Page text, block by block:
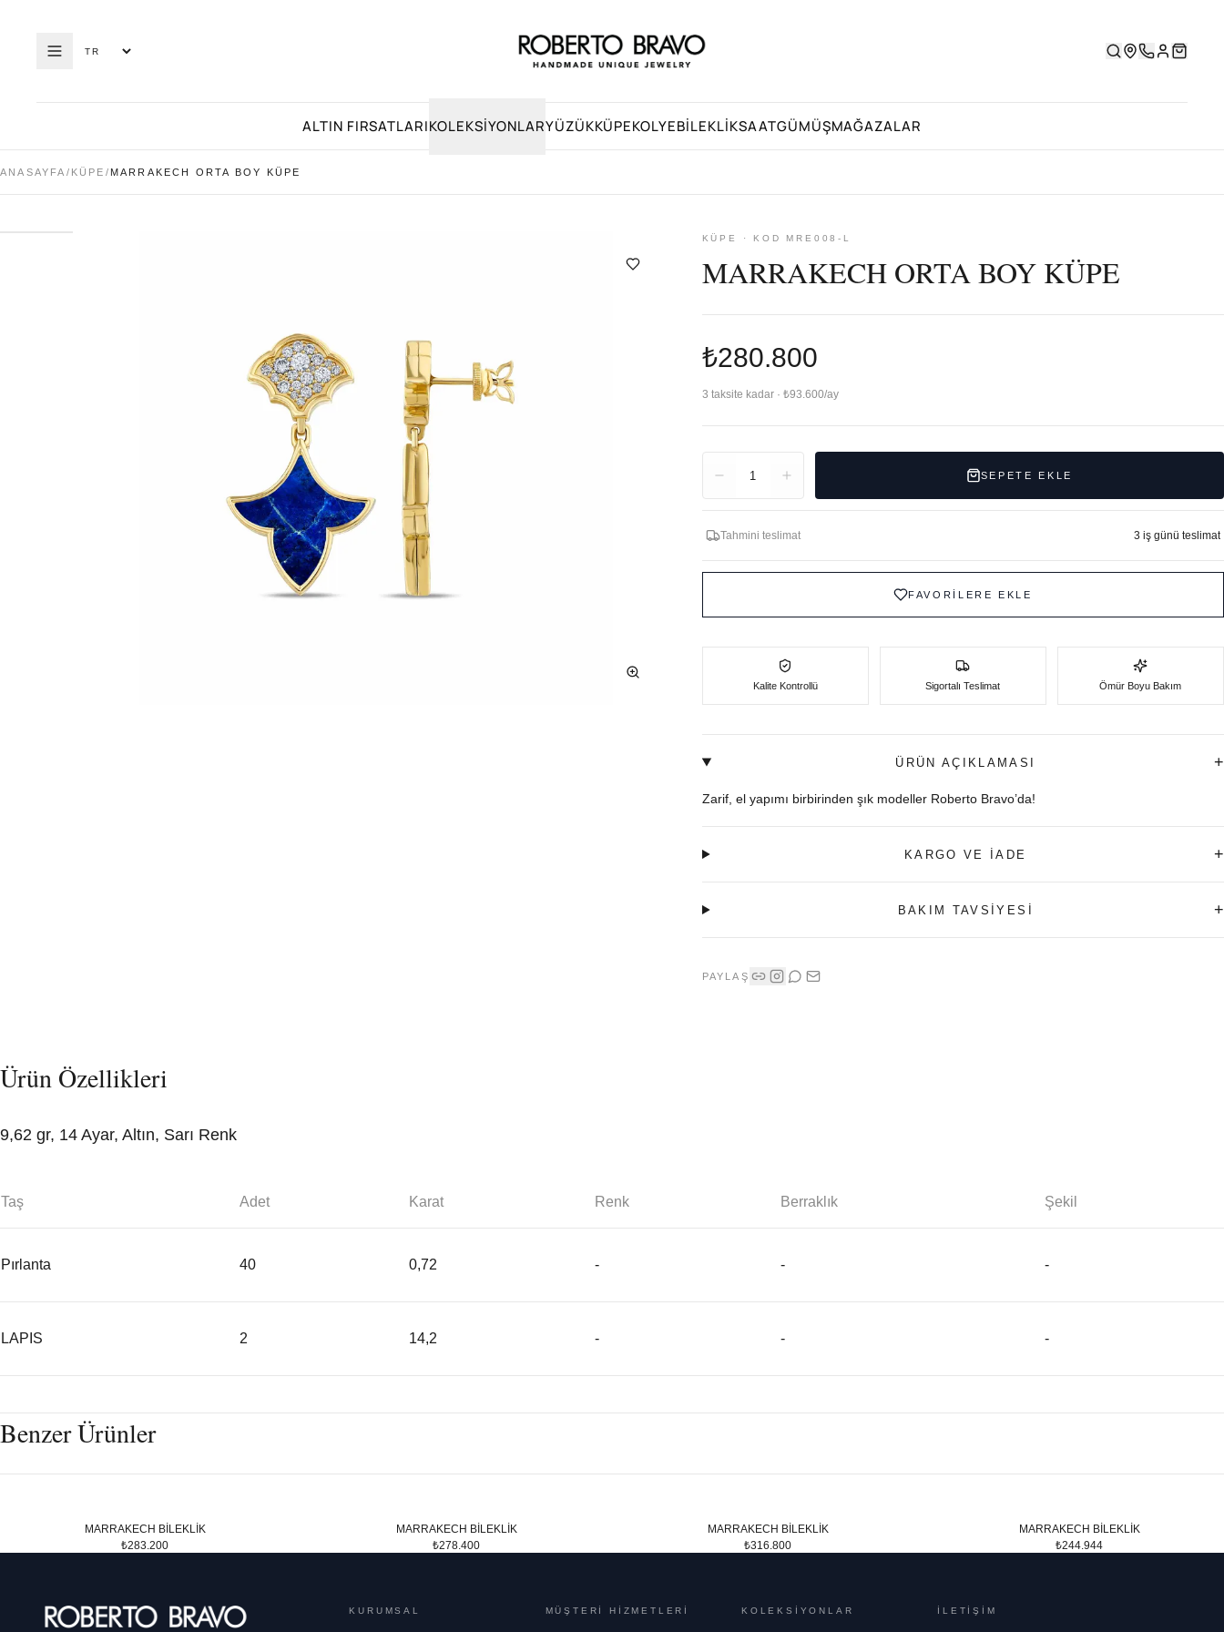
ALTIN FIRSATLARIKOLEKSIYONLARYÜZÜKKÜPEKOLYEBILEKLIKSAATGÜMÜŞMAĞAZALAR
ANASAYFA / KÜPE / MARRAKECH ORTA BOY KÜPE
KÜPE · KOD MRE008-L
MARRAKECH ORTA BOY KÜPE
₺280.800
3 taksite kadar · ₺93.600/ay
1 SEPETE EKLE
Tahmini teslimat 3 iş günü teslimat
FAVORİLERE EKLE
Kalite Kontrollü Sigortalı Teslimat Ömür Boyu Bakım
ÜRÜN AÇIKLAMASI +
Zarif, el yapımı birbirinden şık modeller Roberto Bravo’da!
KARGO VE İADE +
BAKIM TAVSİYESİ +
PAYLAŞ
Ürün Özellikleri
9,62 gr, 14 Ayar, Altın, Sarı Renk
Taş Adet Karat Renk Berraklık Şekil
Pırlanta 40 0,72 - - -
LAPIS 2 14,2 - - -
Benzer Ürünler
MARRAKECH BİLEKLİK
₺283.200
MARRAKECH BİLEKLİK
₺278.400
MARRAKECH BİLEKLİK
₺316.800
MARRAKECH BİLEKLİK
₺244.944
KURUMSAL MÜŞTERİ HİZMETLERİ KOLEKSİYONLAR İLETİŞİM